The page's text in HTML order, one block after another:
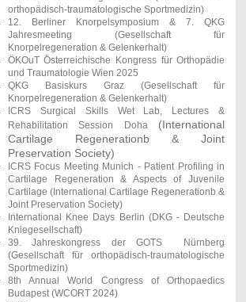
orthopädisch-traumatologische Sportmedizin)
12. Berliner Knorpelsymposium & 7. QKG
Jahresmeeting (Gesellschaft für
Knorpelregeneration & Gelenkerhalt)
ÖKOuT Österreichische Kongress für Orthopädie
und Traumatologie Wien 2025
QKG Basiskurs Graz (Gesellschaft für
Knorpelregeneration & Gelenkerhalt)
ICRS Surgical Skills Wet Lab, Lectures &
Rehabilitation Session Doha (International
Cartilage Regenerationb & Joint
Preservation Society)
ICRS Focus Meeting Munich - Patient Profiling in
Cartilage Regeneration & Aspects of Juvenile
Cartilage (International Cartilage Regenerationb &
Joint Preservation Society)
International Knee Days Berlin (DKG - Deutsche
Kniegesellschaft)
39. Jahreskongress der GOTS Nürnberg
(Gesellschaft für orthopädisch-traumatologische
Sportmedizin)
8th Annual World Congress of Orthopaedics
Budapest (WCORT 2024)